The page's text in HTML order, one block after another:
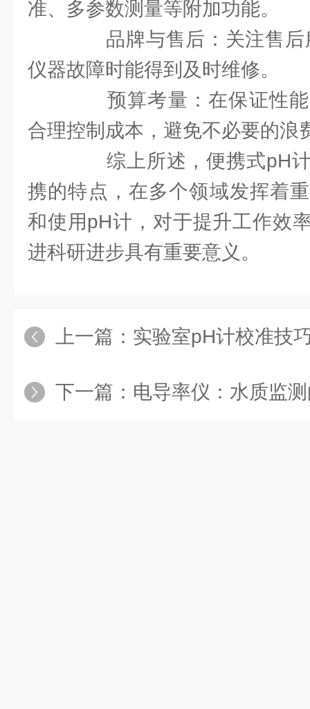
准、多参数测量等附加功能。
品牌与售后：关注售后
仪器故障时能得到及时维修。
预算考量：在保证性能
合理控制成本，避免不必要的浪
综上所述，便携式pH计
携的特点，在多个领域发挥着
和使用pH计，对于提升工作效
进科研进步具有重要意义。
上一篇： 实验室pH计校准技巧
下一篇： 电导率仪：水质监